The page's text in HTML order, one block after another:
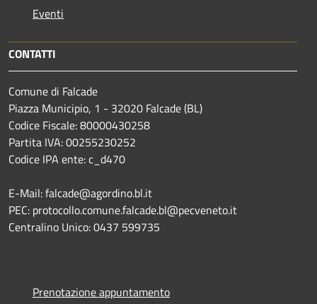
Eventi
CONTATTI
Comune di Falcade
Piazza Municipio, 1 - 32020 Falcade (BL)
Codice Fiscale: 80000430258
Partita IVA: 00255230252
Codice IPA ente: c_d470
E-Mail: falcade@agordino.bl.it
PEC: protocollo.comune.falcade.bl@pecveneto.it
Centralino Unico: 0437 599735
Prenotazione appuntamento